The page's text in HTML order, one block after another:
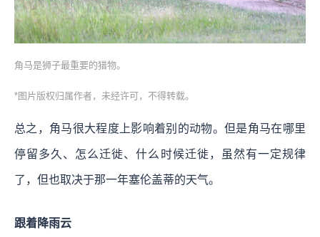
角马是狮子最重要的猎物。
*图片版权归属作者，未经许可，不得转载。
总之，角马很大程度上影响着别的动物。但是角马在哪里
停留多久、怎么迁徙、什么时候迁徙，虽然有一定规律
了，但也取决于那一年塞伦盖蒂的天气。
跟着降雨云